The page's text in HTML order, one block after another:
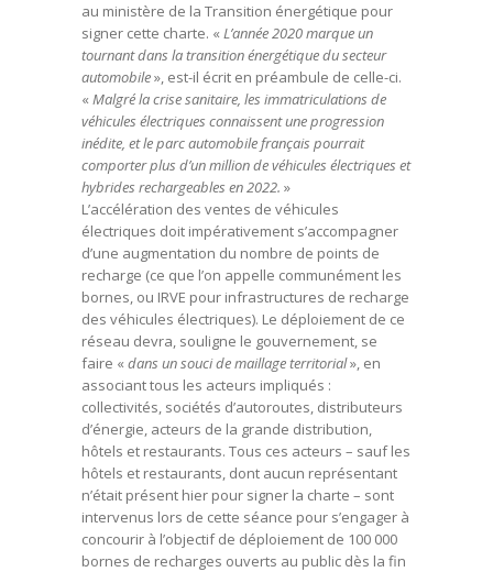
au ministère de la Transition énergétique pour
signer cette charte. « L’année 2020 marque un
tournant dans la transition énergétique du secteur
automobile», est-il écrit en préambule de celle-ci.
« Malgré la crise sanitaire, les immatriculations de
véhicules électriques connaissent une progression
inédite, et le parc automobile français pourrait
comporter plus d’un million de véhicules électriques et
hybrides rechargeables en 2022. »
L’accélération des ventes de véhicules
électriques doit impérativement s’accompagner
d’une augmentation du nombre de points de
recharge (ce que l’on appelle communément les
bornes, ou IRVE pour infrastructures de recharge
des véhicules électriques). Le déploiement de ce
réseau devra, souligne le gouvernement, se
faire « dans un souci de maillage territorial», en
associant tous les acteurs impliqués :
collectivités, sociétés d’autoroutes, distributeurs
d’énergie, acteurs de la grande distribution,
hôtels et restaurants. Tous ces acteurs – sauf les
hôtels et restaurants, dont aucun représentant
n’était présent hier pour signer la charte – sont
intervenus lors de cette séance pour s’engager à
concourir à l’objectif de déploiement de 100 000
bornes de recharges ouverts au public dès la fin